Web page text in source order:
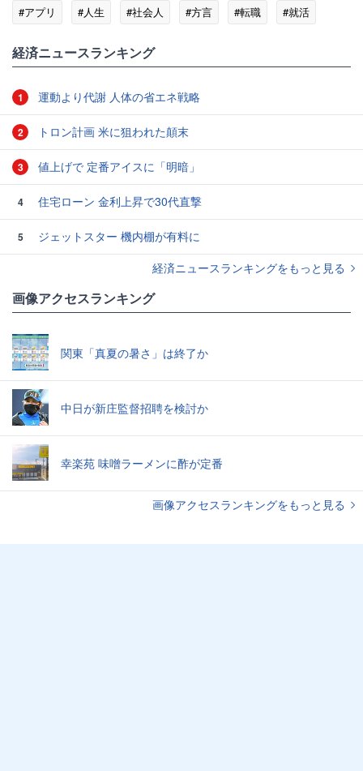
#アプリ
#人生 #社会人 #方言 #転職 #就活
経済ニュースランキング
1 運動より代謝 人体の省エネ戦略
2 トロン計画 米に狙われた顛末
3 値上げで 定番アイスに「明暗」
4 住宅ローン 金利上昇で30代直撃
5
ジェットスター 機内棚が有料に
経済ニュースランキングをもっと見る
画像アクセスランキング
関東「真夏の暑さ」は終了か
中日が新庄監督招聘を検討か
幸楽苑 味噌ラーメンに酢が定番
画像アクセスランキングをもっと見る